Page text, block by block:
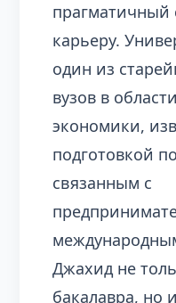
прагматичный
карьеру.
один из
вузов в
экономики,
подготовкой
связанным с
Джахид не
бакалавра, но